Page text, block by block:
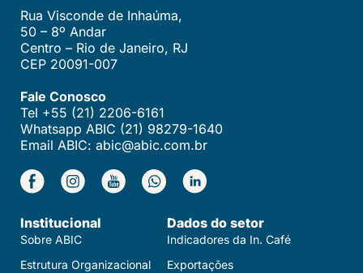
Rua Visconde de Inhaúma,
50 – 8º Andar
Centro – Rio de Janeiro, RJ
CEP 20091-007
Fale Conosco
Tel +55 (21) 2206-6161
Whatsapp ABIC (21) 98279-1640
Email ABIC: abic@abic.com.br
Institucional
Sobre ABIC
Estrutura Organizacional
Dados do setor
Indicadores da In. Café
Exportações